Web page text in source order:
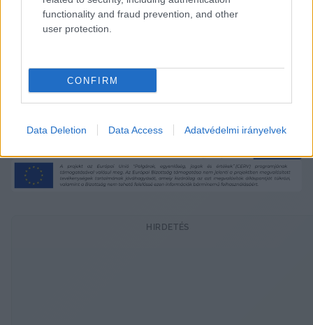
functionality and fraud prevention, and other
user protection.
CONFIRM
Data Deletion Data Access Adatvédelmi irányelvek
zöldfelületi fejlesztés, legyenek zöld szigetek.
a helyi szabályozás értelmében
HIRDETÉS